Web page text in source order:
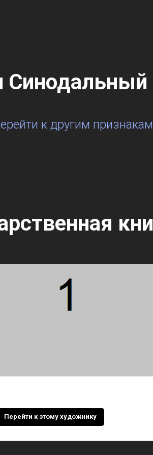
к другим признакам
Перейти к этому художнику